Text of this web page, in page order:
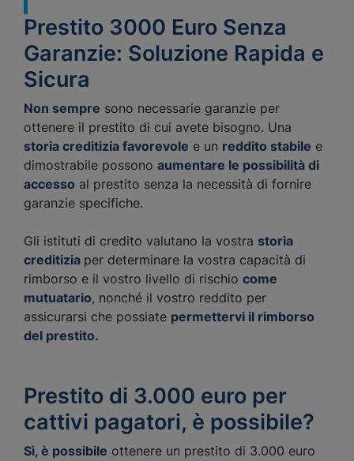
Prestito 3000 Euro Senza
Garanzie: Soluzione Rapida e
Sicura
Non sempre sono necessarie garanzie per
ottenere il prestito di cui avete bisogno. Una
storia creditizia favorevole e un reddito stabile e
dimostrabile possono aumentare le possibilità di
accesso al prestito senza la necessità di fornire
garanzie specifiche.
Gli istituti di credito valutano la vostra storia
creditizia per determinare la vostra capacità di
rimborso e il vostro livello di rischio come
mutuatario, nonché il vostro reddito per
assicurarsi che possiate permettervi il rimborso
del prestito.
Prestito di 3.000 euro per
cattivi pagatori, è possibile?
Sì, è possibile ottenere un prestito di 3.000 euro